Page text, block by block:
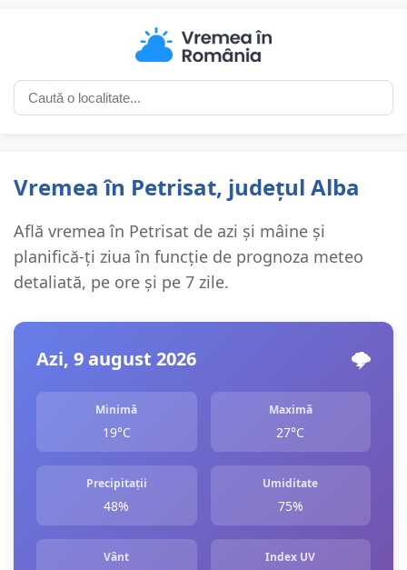
Vremea în Petrisat, județul Alba
Află vremea în Petrisat de azi și mâine și
planifică-ți ziua în funcție de prognoza meteo
detaliată, pe ore și pe 7 zile.
Azi, 9 august 2026 🌩️
Minimă
19°C
Maximă
27°C
Precipitații
48%
Umiditate
75%
Vânt Index UV